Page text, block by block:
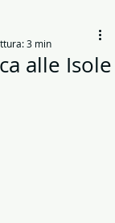
alle Isole
3 min